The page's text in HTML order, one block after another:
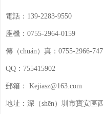
電話： 139-2283-9550
座機： 0755-2964-0159
傳（chuán）真： 0755-2966-
QQ： 755415902
郵箱： Kejiasz@163.com
地址： 深（shēn）圳市寶安區